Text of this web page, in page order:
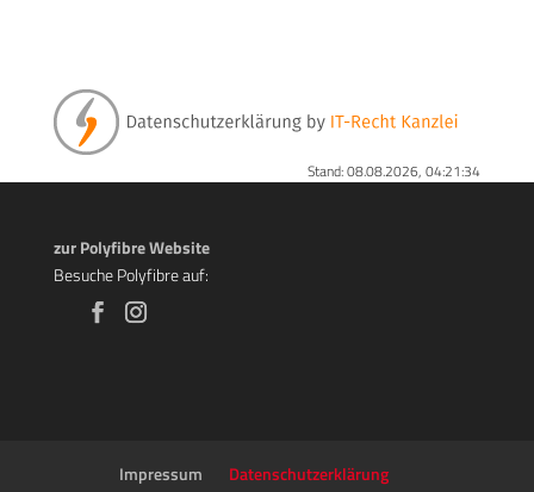
Stand: 08.08.2026, 04:21:34
zur Polyfibre Website
Besuche Polyfibre auf:
Impressum
Datenschutzerklärung